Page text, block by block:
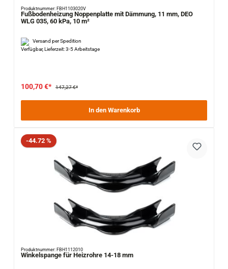
Produktnummer: FBH1103020V
Fußbodenheizung Noppenplatte mit Dämmung, 11 mm, DEO
WLG 035, 60 kPa, 10 m²
Versand per Spedition
Verfügbar, Lieferzeit: 3-5 Arbeitstage
100,70 €* 147,27 €*
In den Warenkorb
Rabatt
-44.72 %
Produktnummer: FBH1112010
Winkelspange für Heizrohre 14-18 mm